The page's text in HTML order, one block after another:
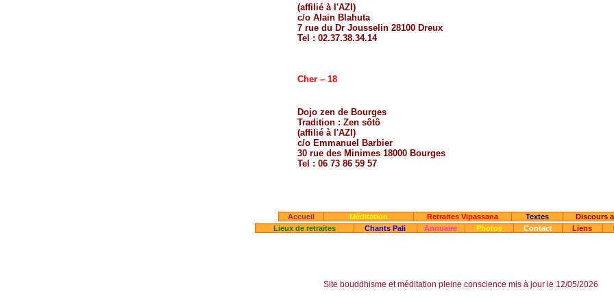
(affilié à l'AZI )
c/o Alain Blahuta
7 rue du Dr Jousselin 28100 Dreux
Tel : 02.37.38.34.14
Cher – 18
Dojo zen de Bourges
Tradition : Zen sôtô
(affilié à l'AZI )
c/o Emmanuel Barbier
30 rue des Minimes 18000 Bourges
Tel : 06 73 86 59 57
Accueil Méditation Retraites Vipassana Textes
Discours
Lieux de retraites
Chants Pali Annuaire Photos Contact Liens
Site bouddhisme et méditation pleine conscience mis à jour le 12/05/2026